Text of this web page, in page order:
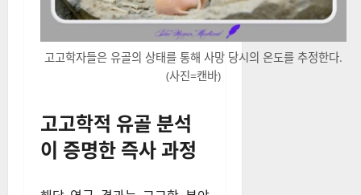
고고학자들은 유골의 상태를 통해 사망 당시의 온도를 추정한다.
(사진=캔바)
고고학적 유골 분석
이 증명한 즉사 과정